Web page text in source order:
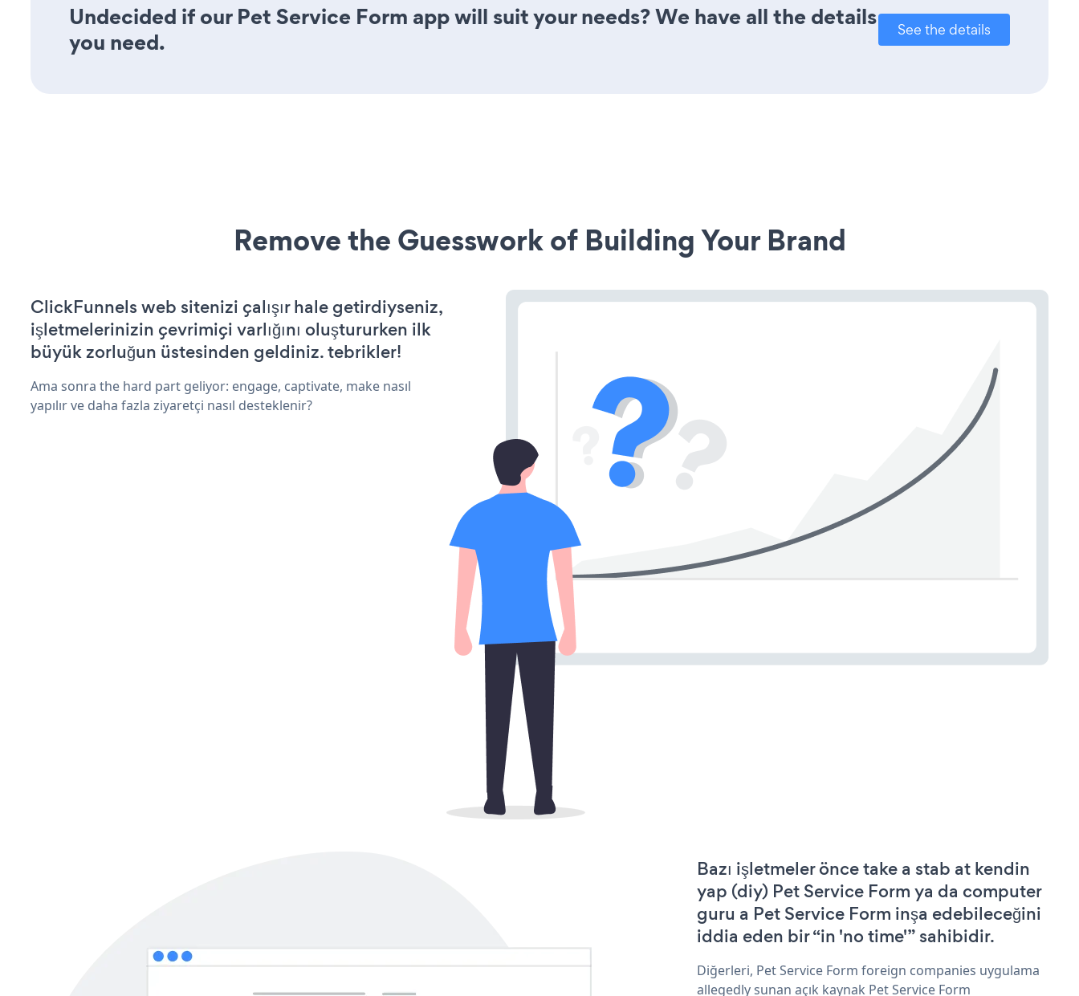
Undecided if our Pet Service Form app will suit your needs? We have all the details
you need.
See the details
Remove the Guesswork of Building Your Brand
ClickFunnels web sitenizi çalışır hale getirdiyseniz,
işletmelerinizin çevrimiçi varlığını oluştururken ilk
büyük zorluğun üstesinden geldiniz. tebrikler!
Ama sonra the hard part geliyor: engage, captivate, make nasıl
yapılır ve daha fazla ziyaretçi nasıl desteklenir?
Bazı işletmeler önce take a stab at kendin
yap (diy) Pet Service Form ya da computer
guru a Pet Service Form inşa edebileceğini
iddia eden bir “in 'no time'” sahibidir.
Diğerleri, Pet Service Form foreign companies uygulama
allegedly sunan açık kaynak Pet Service Form